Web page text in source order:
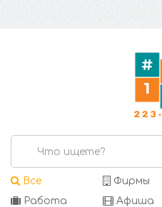
Все Фирмы
Работа
Афиша